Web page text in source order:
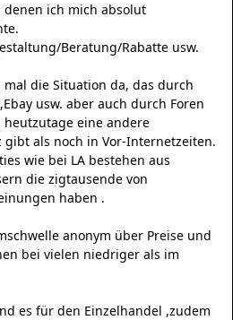
denen ich mich absolut
Beratung/Rabatte usw.
die Situation da, das durch
usw. aber auch durch Foren
heutzutage eine andere
gibt als noch in Vor-Internetzeiten.
wie bei LA bestehen aus
die zigtausende von
haben .
anonym über Preise und
bei vielen niedriger als im
es für den Einzelhandel ,zudem